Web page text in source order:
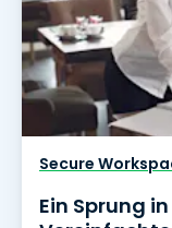
Secure
Ein Sprung